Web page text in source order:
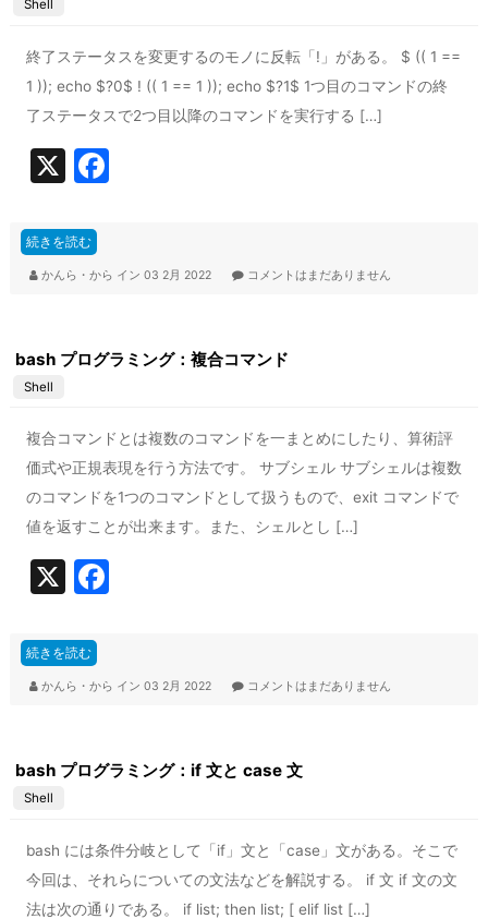
Shell
終了ステータスを変更するのモノに反転「!」がある。 $ (( 1 ==
1 )); echo $?0$ ! (( 1 == 1 )); echo $?1$ 1つ目のコマンドの終
了ステータスで2つ目以降のコマンドを実行する […]
X F
e
o
続きを読む
かんら・から イン 03 2月 2022 コメントはまだありません
bash プログラミング：複合コマンド
Shell
複合コマンドとは複数のコマンドを一まとめにしたり、算術評
価式や正規表現を行う方法です。 サブシェル サブシェルは複数
のコマンドを1つのコマンドとして扱うもので、exit コマンドで
値を返すことが出来ます。また、シェルとし […]
X F
e
o
o
続きを読む
かんら・から イン 03 2月 2022 コメントはまだありません
bash プログラミング：if 文と case 文
Shell
bash には条件分岐として「if」文と「case」文がある。そこで
今回は、それらについての文法などを解説する。 if 文 if 文の文
法は次の通りである。 if list; then list; [ elif list […]